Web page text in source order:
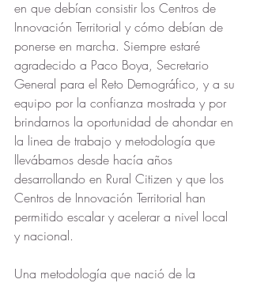
en que debían consistir los Centros de
Innovación Territorial y cómo debían de
ponerse en marcha. Siempre estaré
agradecido a Paco Boya, Secretario
General para el Reto Demográfico, y a su
equipo por la confianza mostrada y por
brindarnos la oportunidad de ahondar en
la linea de trabajo y metodología que
llevábamos desde hacía años
desarrollando en Rural Citizen y que los
Centros de Innovación Territorial han
permitido escalar y acelerar a nivel local
y nacional.
Una metodología que nació de la